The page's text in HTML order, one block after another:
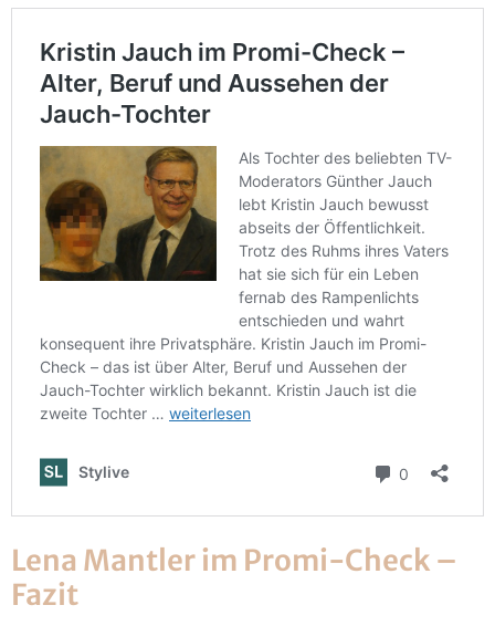
Lena Mantler im Promi-Check –
Fazit